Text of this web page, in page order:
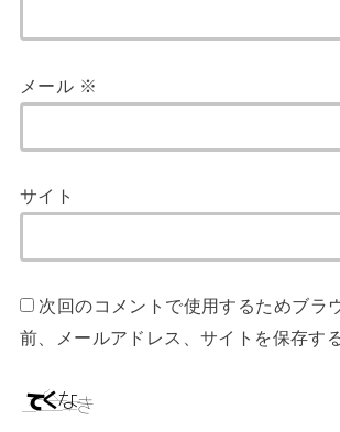
メール ※
サイト
次回のコメントで使用するためブラ
前、メールアドレス、サイトを保存する